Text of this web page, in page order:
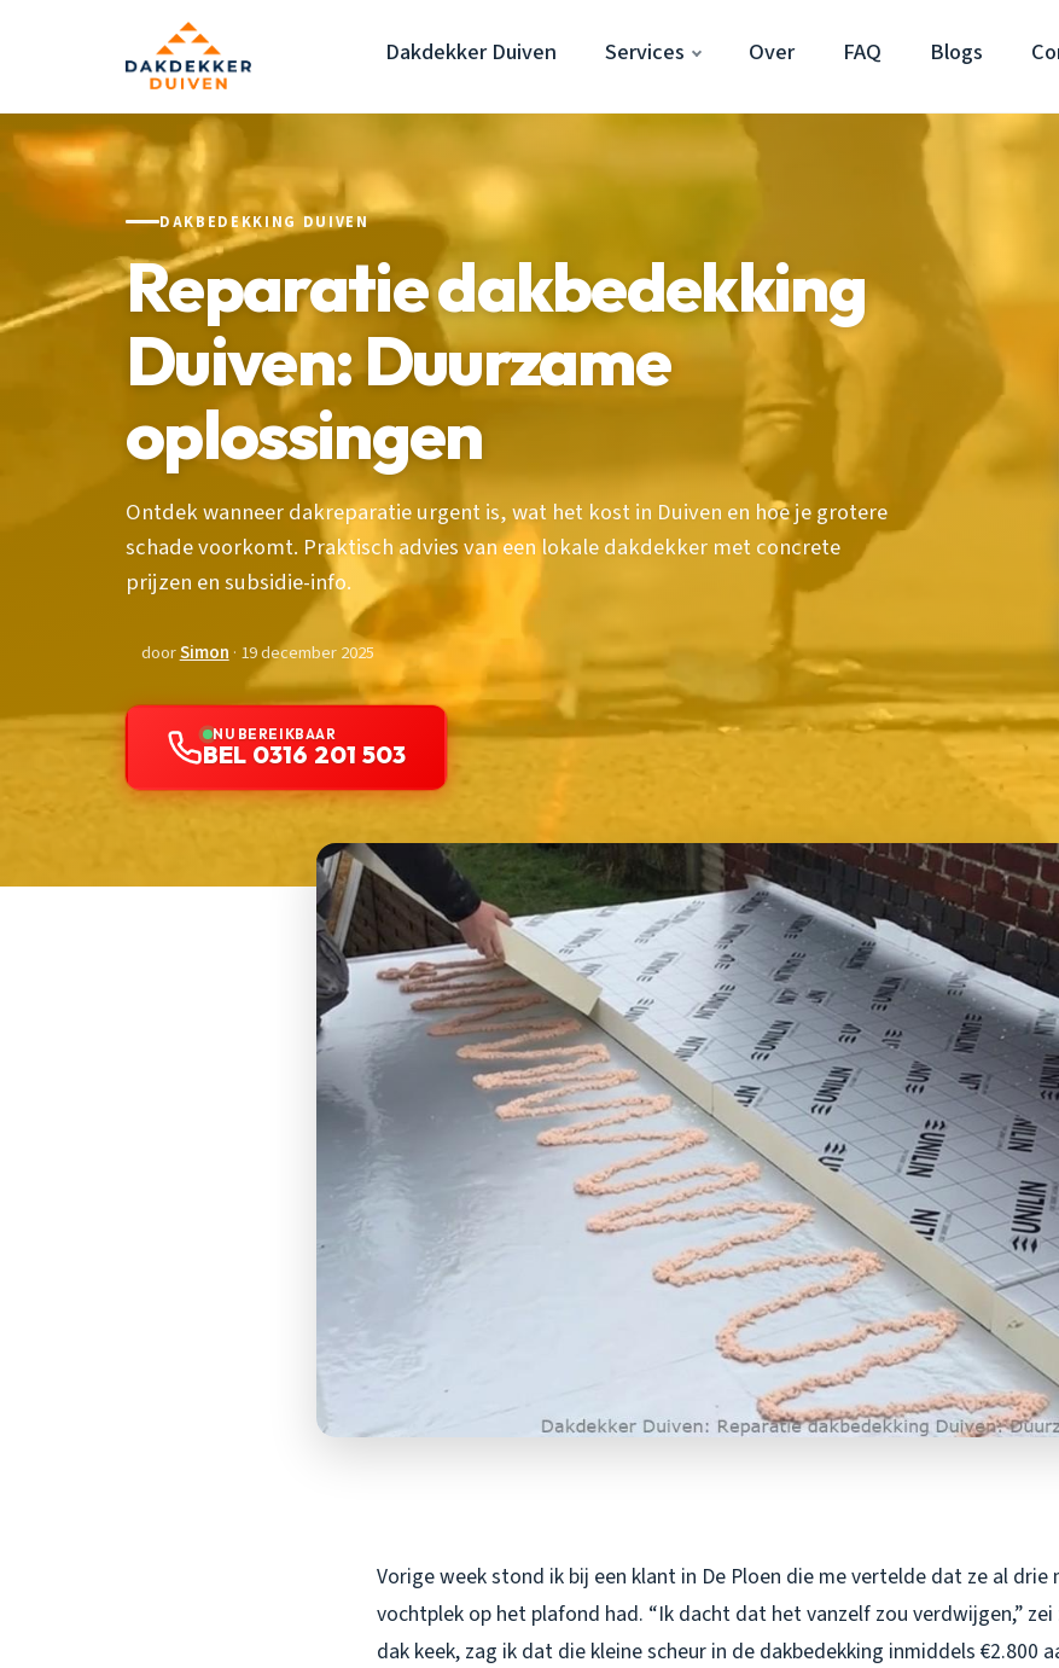
Dakdekker Duiven Services Over FAQ Blogs
DAKBEDEKKING DUIVEN
Reparatie dakbedekking
Duiven: Duurzame
oplossingen
Ontdek wanneer dakreparatie urgent is, wat het kost in Duiven en hoe je grotere
schade voorkomt. Praktisch advies van een lokale dakdekker met concrete
prijzen en subsidie-info.
doorSimon · 19 december 2025
NU BEREIKBAAR
BEL 0316 201 503
Vorige week stond ik bij een klant in De Ploen die me vertelde dat ze al drie
vochtplek op het plafond had. “Ik dacht dat het vanzelf zou verdwijgen,” zei
dak keek, zag ik dat die kleine scheur in de dakbedekking inmiddels €2.800